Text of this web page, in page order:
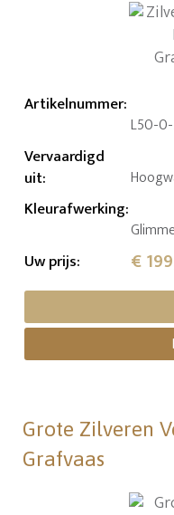
Artikelnummer:
L50-
Vervaardigd
uit:
Kleurafwerking:
Uw prijs: €
Grote Zilveren
Grafvaas